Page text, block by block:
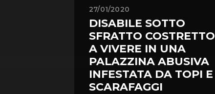
27/01/2020
DISABILE SOTTO
SFRATTO COSTRETTO
A VIVERE IN UNA
PALAZZINA ABUSIVA
INFESTATA DA TOPI E
SCARAFAGGI